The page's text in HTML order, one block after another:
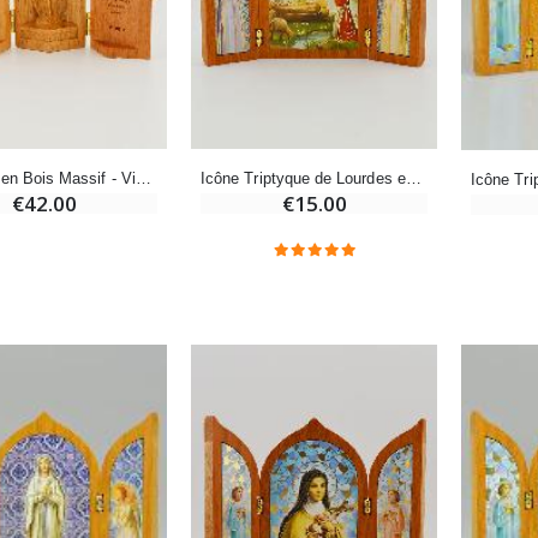
Déposez votre Neuvaine à Lourdes
€12.00 €9.60
Bonbons Pastilles Menthe à l'Eau de Lourdes - 130g
€7.90
€5.50 €4.95
-25%
Lot de 20 Bougies de Neuvaine Blanches
€78.00 €58.50
€21.90
Encens d'Eglise Pontifical 250g
€12.90
Médaille Miraculeuse Rose - 19mm
€2.50
Triptyque en Bois Massif - Vierge Miraculeuse
€42.00
Icône Triptyque de Lourdes en Bois
€15.00